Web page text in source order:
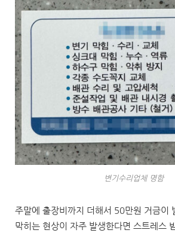
변기수리업체 명함
주말에 출장비까지 더해서 50만원 거금이
막히는 현상이 자주 발생한다면 스트레스